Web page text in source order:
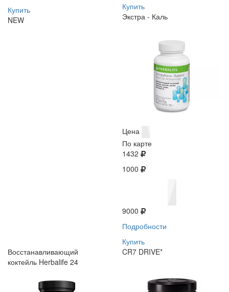
Купить
NEW
Купить
Экстра - Каль
Цена
По карте
1432
1000
9000
Подробности
Купить
Восстанавливающий
коктейль Herbalife 24
CR7 DRIVE*